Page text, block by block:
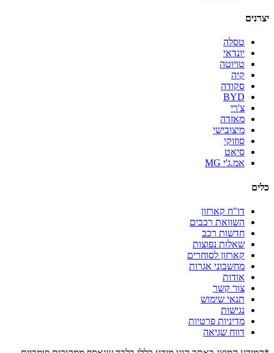
יצרנים
טסלה
יונדאי
טויוטה
קיה
סקודה
BYD
צ'רי
מאזדה
מיצובישי
סוזוקי
סיאט
אמ.ג'י MG
כלים
דו"ח קארזון
השוואת רכבים
חדשות רכב
שאלות נפוצות
קארזון לסוחרים
מחשבוני אגרות
אודות
צור קשר
תנאי שימוש
נגישות
מדיניות פרטיות
דווח שגיאה